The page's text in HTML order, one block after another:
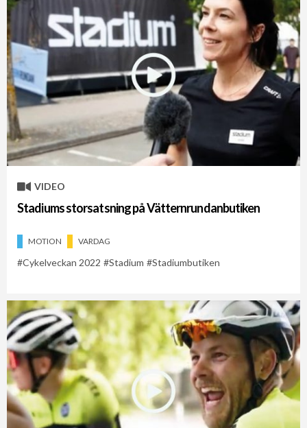
VIDEO
Stadiums storsatsning på Vätternrundanbutiken
MOTION VARDAG
Cykelveckan 2022 Stadium Stadiumbutiken